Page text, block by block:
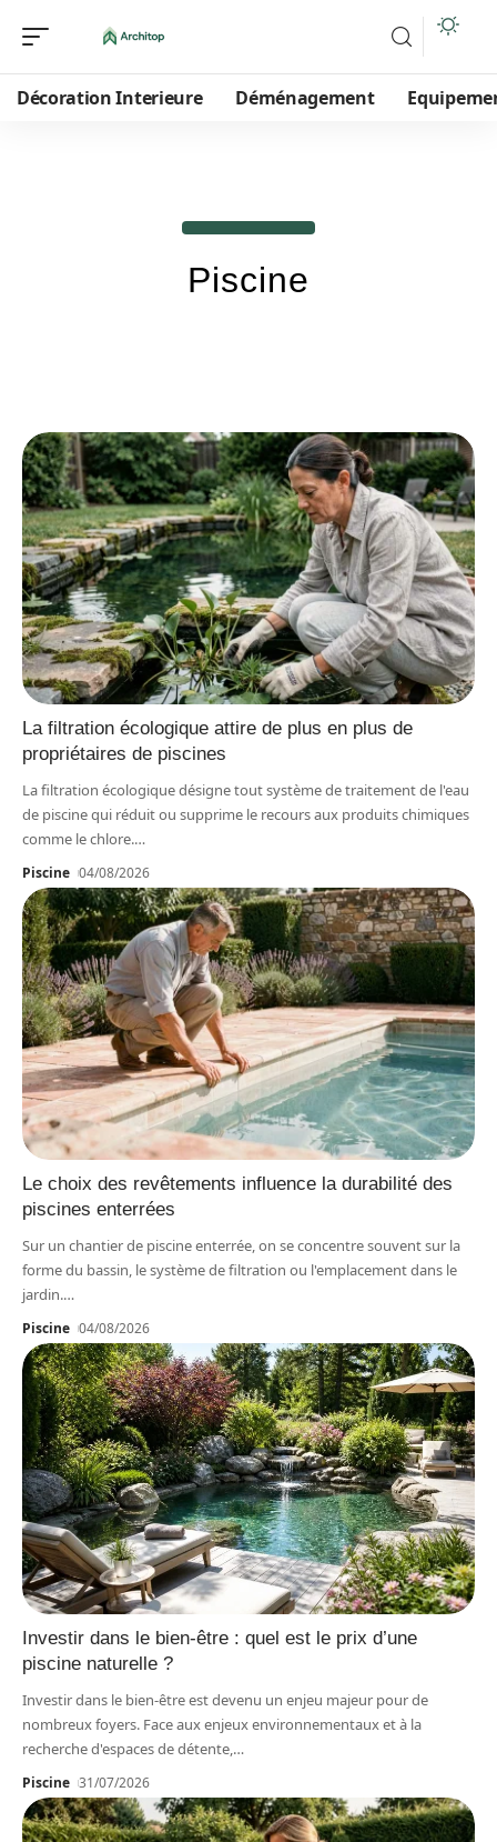
Décoration Interieure Déménagement
Piscine
La filtration écologique attire de plus en plus de
propriétaires de piscines
La filtration écologique désigne tout système de traitement de l'eau
de piscine qui réduit ou supprime le recours aux produits chimiques
comme le chlore.…
Piscine 04/08/2026
Le choix des revêtements influence la durabilité des
piscines enterrées
Sur un chantier de piscine enterrée, on se concentre souvent sur la
forme du bassin, le système de filtration ou l'emplacement dans le
jardin.…
Piscine 04/08/2026
Investir dans le bien-être : quel est le prix d’une
piscine naturelle ?
Investir dans le bien-être est devenu un enjeu majeur pour de
nombreux foyers. Face aux enjeux environnementaux et à la
recherche d'espaces de détente,…
Piscine 31/07/2026